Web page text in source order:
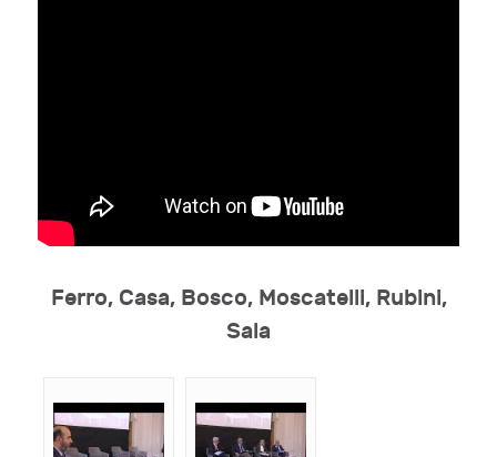
Ferro, Casa, Bosco, Moscatelli, Rubini,
Sala